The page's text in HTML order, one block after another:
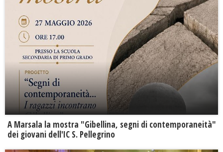
A Marsala la mostra "Gibellina, segni di contemporaneità"
dei giovani dell'IC S. Pellegrino